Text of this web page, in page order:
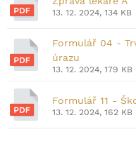
13. 12. 2024, 134 KB
Formulář 04 -
úrazu
13. 12. 2024, 179 KB
Formulář 11 -
13. 12. 2024, 162 KB